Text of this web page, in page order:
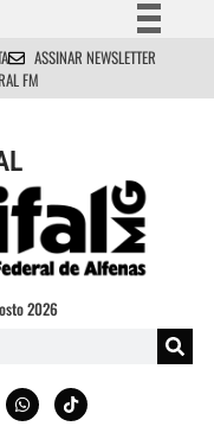
Simplifique!
Comunica BR
à informação
Legislação
Canais
ASSINAR NEWSLETTER
FM
2026